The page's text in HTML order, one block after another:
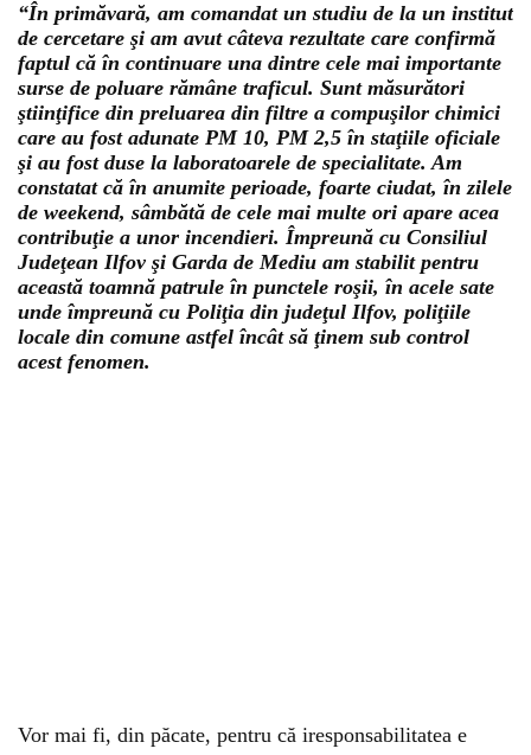
“În primăvară, am comandat un studiu de la un institut
de cercetare şi am avut câteva rezultate care confirmă
faptul că în continuare una dintre cele mai importante
surse de poluare rămâne traficul. Sunt măsurători
ştiinţifice din preluarea din filtre a compuşilor chimici
care au fost adunate PM 10, PM 2,5 în staţiile oficiale
şi au fost duse la laboratoarele de specialitate. Am
constatat că în anumite perioade, foarte ciudat, în zilele
de weekend, sâmbătă de cele mai multe ori apare acea
contribuţie a unor incendieri. Împreună cu Consiliul
Judeţean Ilfov şi Garda de Mediu am stabilit pentru
această toamnă patrule în punctele roşii, în acele sate
unde împreună cu Poliţia din judeţul Ilfov, poliţiile
locale din comune astfel încât să ţinem sub control
acest fenomen.
Vor mai fi, din păcate, pentru că iresponsabilitatea e